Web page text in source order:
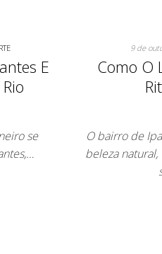
E
se
9 de
Como O
O bairro de
beleza